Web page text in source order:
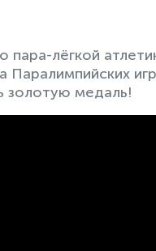
лëгкой
Паралимпийских игр
золотую медаль!